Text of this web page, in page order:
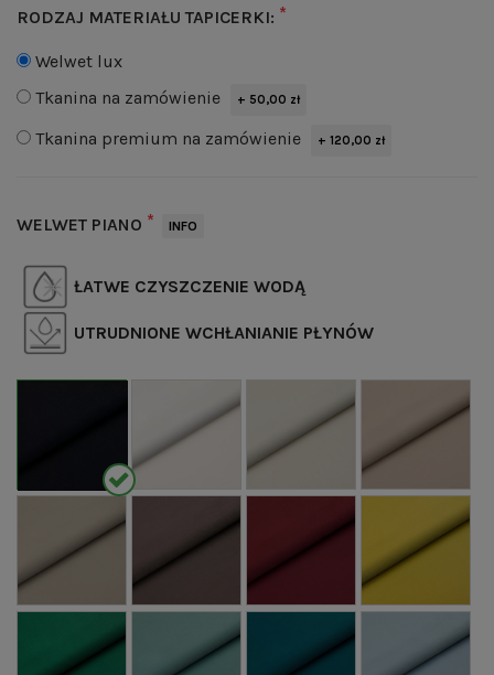
RODZAJ MATERIAŁU TAPICERKI: *
Welwet lux
Tkanina na zamówienie
+ 50,00 zł
Tkanina premium na zamówienie + 120,00 zł
WELWET PIANO * INFO
ŁATWE CZYSZCZENIE WODĄ
UTRUDNIONE WCHŁANIANIE PŁYNÓW